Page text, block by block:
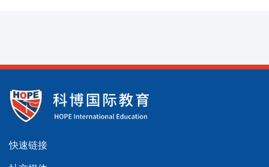
快速链接